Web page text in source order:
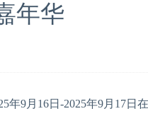
年华
9月16日-2025年9月17日